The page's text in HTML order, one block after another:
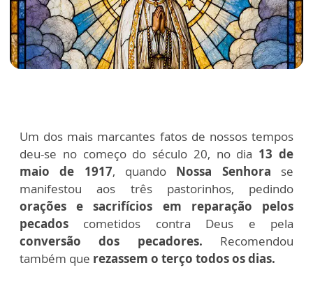
Um dos mais marcantes fatos de nossos tempos
deu-se no começo do século 20, no dia 13 de
maio de 1917, quando Nossa Senhora se
manifestou aos três pastorinhos, pedindo
orações e sacrifícios em reparação pelos
pecados cometidos contra Deus e pela
conversão dos pecadores. Recomendou
também que rezassem o terço todos os dias.